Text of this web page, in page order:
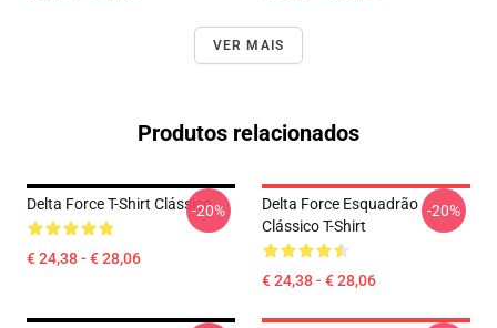
VER MAIS
Produtos relacionados
Delta Force T-Shirt Clássico
€ 24,38 - € 28,06
-20%
Delta Force Esquadrão
Clássico T-Shirt
€ 24,38 - € 28,06
-20%